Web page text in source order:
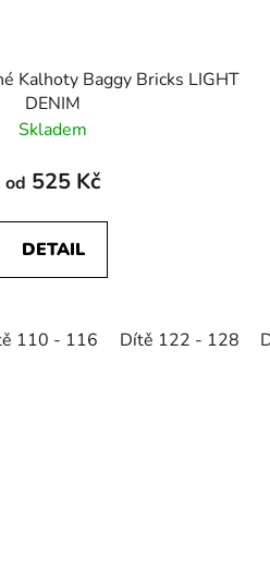
Kalhoty Baggy Bricks LIGHT
DENIM
Skladem
od 525 Kč
DETAIL
110 - 116 Dítě 122 - 128